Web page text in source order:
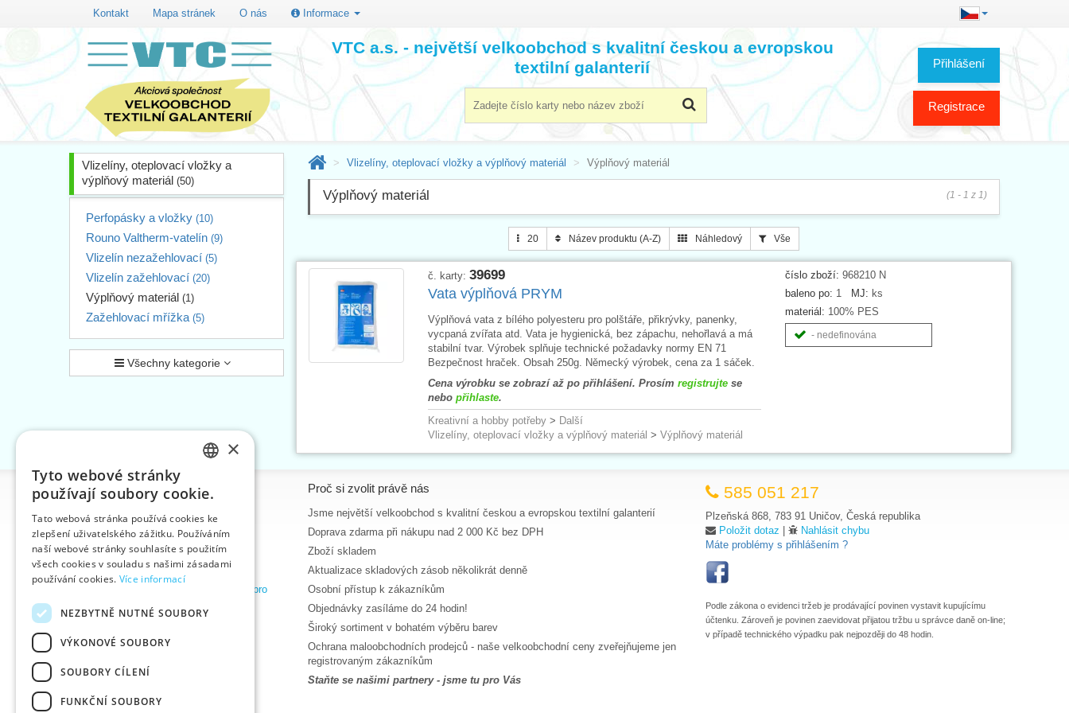
Kontakt Mapa stránek O nás Informace
Přihlášení
Registrace
VTC a.s. - největší velkoobchod s kvalitní českou a evropskou
textilní galanterií
Vlizelíny, oteplovací vložky a
výplňový materiál (50)
Perfopásky a vložky (10)
Rouno Valtherm-vatelín (9)
Vlizelín nezažehlovací (5)
Vlizelín zažehlovací (20)
Výplňový materiál (1)
Zažehlovací mřížka (5)
Všechny kategorie
Vlizelíny, oteplovací vložky a výplňový materiál Výplňový materiál
Výplňový materiál (1 - 1 z 1)
20 Název produktu (A-Z) Náhledový Vše
číslo zboží: 968210 N
baleno po: 1 MJ: ks
materiál: 100% PES
- nedefinována
č. karty: 39699
Vata výplňová PRYM
Výplňová vata z bílého polyesteru pro polštáře, přikrývky, panenky,
vycpaná zvířata atd. Vata je hygienická, bez zápachu, nehořlavá a má
stabilní tvar. Výrobek splňuje technické požadavky normy EN 71
Bezpečnost hraček. Obsah 250g. Německý výrobek, cena za 1 sáček.
Cena výrobku se zobrazí až po přihlášení. Prosím registrujtese
nebo přihlaste.
Kreativní a hobby potřeby> Další
Vlizelíny, oteplovací vložky a výplňový materiál > Výplňový materiál
Informace
Úvodní strana
Kontakt
Mapa stránek
O nás
Obchodní podmínky e-shopu VTC, a.s. pro
Nápověda
Termíny naskladnění
Aktuality
Proč si zvolit právě nás
Jsme největší velkoobchod s kvalitní českou a evropskou textilní galanterií
Doprava zdarma při nákupu nad 2 000 Kč bez DPH
Zboží skladem
Aktualizace skladových zásob několikrát denně
Osobní přístup k zákazníkům
Objednávky zasíláme do 24 hodin!
Široký sortiment v bohatém výběru barev
Ochrana maloobchodních prodejců - naše velkoobchodní ceny zveřejňujeme jen
registrovaným zákazníkům
Staňte se našimi partnery - jsme tu pro Vás
585 051 217
Plzeňská 868, 783 91 Uničov, Česká republika
Položit dotaz |
Nahlásit chybu
Máte problémy s přihlášením ?
Podle zákona o evidenci tržeb je prodávající povinen vystavit kupujícímu
účtenku. Zároveň je povinen zaevidovat přijatou tržbu u správce daně on-line;
v případě technického výpadku pak nejpozději do 48 hodin.
ENGLISH
GERMAN
×
Tyto webové stránky
používají soubory cookie.
Tato webová stránka používá cookies ke
zlepšení uživatelského zážitku. Používáním
naší webové stránky souhlasíte s použitím
všech cookies v souladu s našimi zásadami
používání cookies. Více informací
NEZBYTNĚ NUTNÉ SOUBORY
VÝKONOVÉ SOUBORY
SOUBORY CÍLENÍ
FUNKČNÍ SOUBORY